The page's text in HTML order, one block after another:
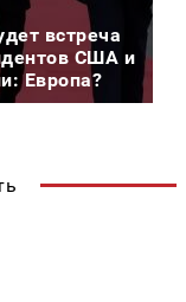
встреча
США и
Европа?